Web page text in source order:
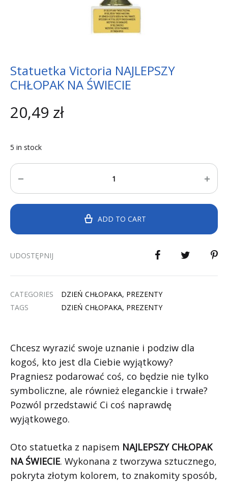
Statuetka Victoria NAJLEPSZY
CHŁOPAK NA ŚWIECIE
20,49 zł
5 in stock
Quantity
ADD TO CART
UDOSTĘPNIJ
CATEGORIES DZIEŃ CHŁOPAKA, PREZENTY
TAGS
DZIEŃ CHŁOPAKA, PREZENTY
Chcesz wyrazić swoje uznanie i podziw dla
kogoś, kto jest dla Ciebie wyjątkowy?
Pragniesz podarować coś, co będzie nie tylko
symboliczne, ale również eleganckie i trwałe?
Pozwól przedstawić Ci coś naprawdę
wyjątkowego.
Oto statuetka z napisem NAJLEPSZY CHŁOPAK
NA ŚWIECIE. Wykonana z tworzywa sztucznego,
pokryta złotym kolorem, to znakomity sposób,